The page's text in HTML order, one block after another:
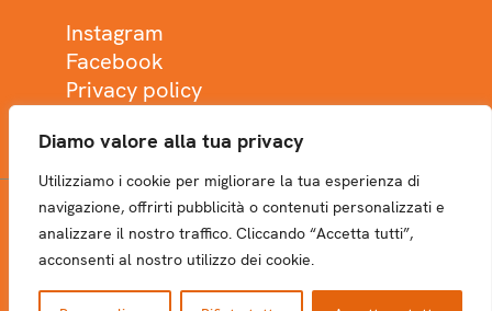
Diamo valore alla tua privacy
Utilizziamo i cookie per migliorare la tua esperienza di
navigazione, offrirti pubblicità o contenuti personalizzati e
analizzare il nostro traffico. Cliccando “Accetta tutti”,
acconsenti al nostro utilizzo dei cookie.
Instagram
Facebook
Privacy policy
NEWSLETTER